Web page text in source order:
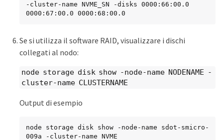
-cluster-name NVME_SN -disks 0000:66:00.0
0000:67:00.0 0000:68:00.0
Se si utilizza il software RAID, visualizzare i dischi
collegati al nodo:
node storage disk show -node-name NODENAME -
cluster-name CLUSTERNAME
Output di esempio
node storage disk show -node-name sdot-smicro-
009a -cluster-name NVME